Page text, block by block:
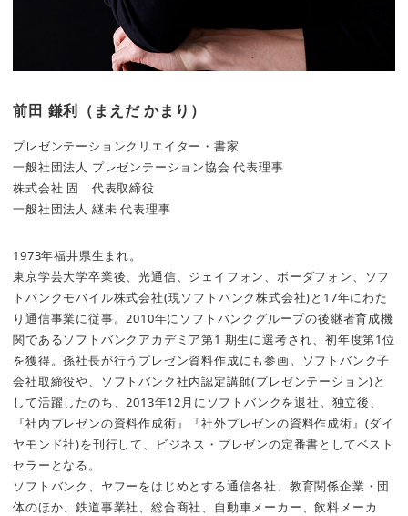
前田 鎌利（まえだ かまり）
プレゼンテーションクリエイター・書家
一般社団法人 プレゼンテーション協会 代表理事
株式会社 固 代表取締役
一般社団法人 継未 代表理事
1973年福井県生まれ。
東京学芸大学卒業後、光通信、ジェイフォン、ボーダフォン、ソフ
トバンクモバイル株式会社(現ソフトバンク株式会社)と17年にわた
り通信事業に従事。2010年にソフトバンクグループの後継者育成機
関であるソフトバンクアカデミア第1 期生に選考され、初年度第1位
を獲得。孫社長が行うプレゼン資料作成にも参画。ソフトバンク子
会社取締役や、ソフトバンク社内認定講師(プレゼンテーション)と
して活躍したのち、2013年12月にソフトバンクを退社。独立後、
『社内プレゼンの資料作成術』『社外プレゼンの資料作成術』(ダイ
ヤモンド社)を刊行して、ビジネス・プレゼンの定番書としてベスト
セラーとなる。
ソフトバンク、ヤフーをはじめとする通信各社、教育関係企業・団
体のほか、鉄道事業社、総合商社、自動車メーカー、飲料メーカ